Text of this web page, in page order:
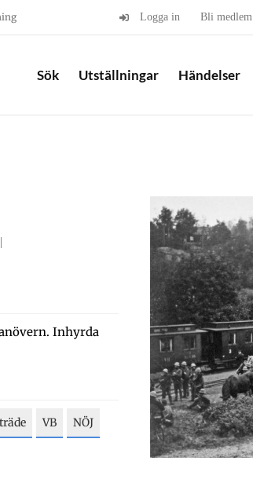
Logga in Bli medlem
Sök Utställningar Händelser
Inhyrda
VB NÖJ